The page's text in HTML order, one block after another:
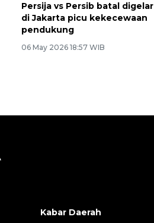
Persija vs Persib batal digelar
di Jakarta picu kekecewaan
pendukung
06 May 2026 18:57 WIB
Kabar Daerah